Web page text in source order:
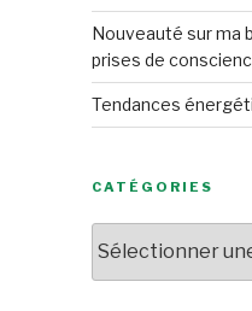
Nouveauté sur ma
prises de
Tendances
CATÉGORIES